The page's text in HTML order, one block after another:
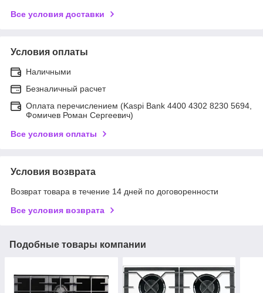
Все условия доставки
Условия оплаты
Наличными
Безналичный расчет
Оплата перечислением (Kaspi Bank 4400 4302 8230 5694,
Фомичев Роман Сергеевич)
Все условия оплаты
Условия возврата
Возврат товара в течение 14 дней по договоренности
Все условия возврата
Подобные товары компании